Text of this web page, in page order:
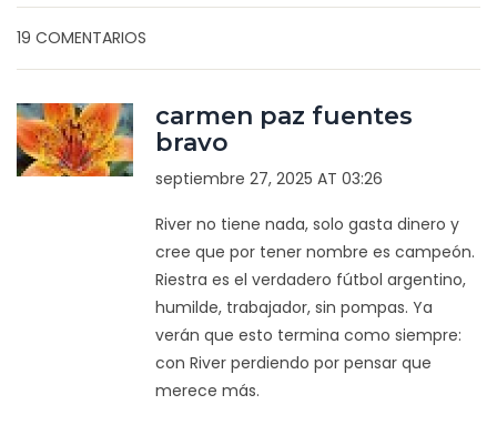
19 COMENTARIOS
carmen paz fuentes
bravo
septiembre 27, 2025 AT 03:26
River no tiene nada, solo gasta dinero y
cree que por tener nombre es campeón.
Riestra es el verdadero fútbol argentino,
humilde, trabajador, sin pompas. Ya
verán que esto termina como siempre:
con River perdiendo por pensar que
merece más.